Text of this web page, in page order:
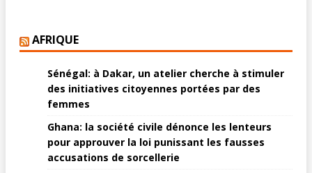
AFRIQUE
Sénégal: à Dakar, un atelier cherche à stimuler
des initiatives citoyennes portées par des
femmes
Ghana: la société civile dénonce les lenteurs
pour approuver la loi punissant les fausses
accusations de sorcellerie